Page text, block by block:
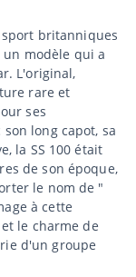
sport britanniques
un modèle qui a
L'original,
rare et
ses
long capot, sa
la SS 100 était
de son époque,
le nom de "
à cette
le charme de
d'un groupe